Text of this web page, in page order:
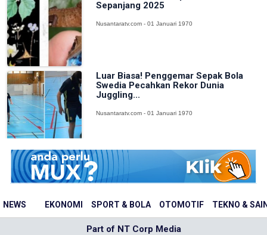
NEWS EKONOMI SPORT & BOLA OTOMOTIF TEKNO &
Sepanjang 2025
Nusantaratv.com - 01 Januari 1970
Luar Biasa! Penggemar Sepak Bola
Swedia Pecahkan Rekor Dunia
Juggling...
Nusantaratv.com - 01 Januari 1970
Part of NT Corp Media